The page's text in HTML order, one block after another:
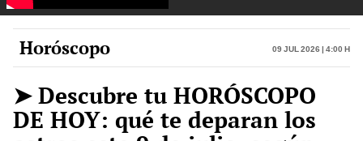
Rosa María Palacios
Horóscopo 09 Jul 2026 | 4:00 h
➤ Descubre tu HORÓSCOPO
DE HOY: qué te deparan los